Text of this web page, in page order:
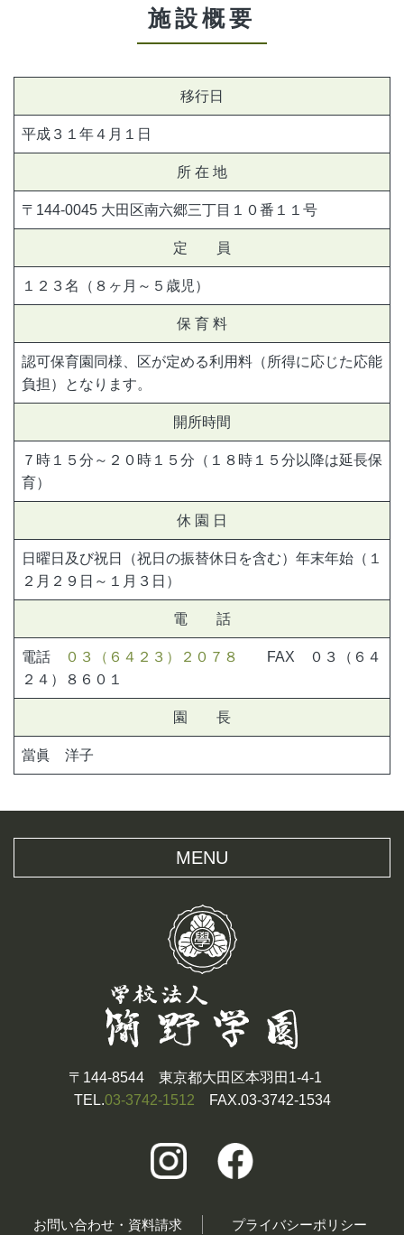
施設概要
移行日
平成３１年４月１日
所 在 地
〒144-0045 大田区南六郷三丁目１０番１１号
定 員
１２３名（８ヶ月～５歳児）
保 育 料
認可保育園同様、区が定める利用料（所得に応じた応能
負担）となります。
開所時間
７時１５分～２０時１５分（１８時１５分以降は延長保
育）
休 園 日
日曜日及び祝日（祝日の振替休日を含む）年末年始（１
２月２９日～１月３日）
電 話
電話 ０３（６４２３）２０７８
FAX ０３（６４
２４）８６０１
園 長
當眞 洋子
〒144-8544 東京都大田区本羽田1-4-1
TEL.03-3742-1512 FAX.03-3742-1534
MENU
お問い合わせ・資料請求 プライバシーポリシー